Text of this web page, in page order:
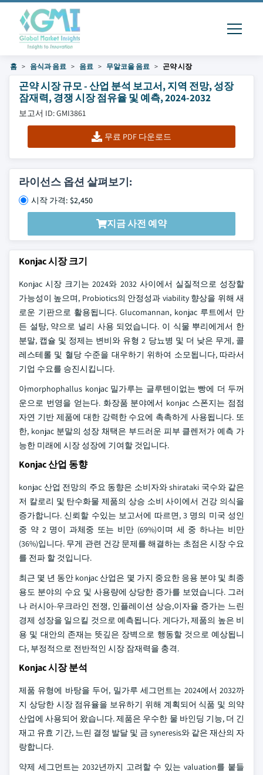
홈 음식과 음료 음료 무알코올 음료 곤약 시장
곤약 시장 규모 - 산업 분석 보고서, 지역 전망, 성장
잠재력, 경쟁 시장 점유율 및 예측, 2024-2032
보고서 ID: GMI3861
무료 PDF 다운로드
라이선스 옵션 살펴보기:
시작 가격: $2,450
지금 사전 예약
Konjac 시장 크기
Konjac 시장 크기는 2024와 2032 사이에서 실질적으로 성장할
가능성이 높으며, Probiotics의 안정성과 viability 향상을 위해 새
로운 기판으로 활용됩니다. Glucomannan, konjac 루트에서 만
든 설탕, 약으로 널리 사용 되었습니다. 이 식물 뿌리에게서 한
분말, 캡슐 및 정제는 변비와 유형 2 당뇨병 및 더 낮은 무게, 콜
레스테롤 및 혈당 수준을 대우하기 위하여 소모됩니다, 따라서
기업 수요를 승진시킵니다.
아morphophallus konjac 밀가루는 글루텐이없는 빵에 더 두꺼
운으로 번영을 얻는다. 화장품 분야에서 konjac 스폰지는 점점
자연 기반 제품에 대한 강력한 수요에 촉촉하게 사용됩니다. 또
한, konjac 분말의 성장 채택은 부드러운 피부 클렌저가 예측 가
능한 미래에 시장 성장에 기여할 것입니다.
Konjac 산업 동향
konjac 산업 전망의 주요 동향은 소비자와 shirataki 국수와 같은
저 칼로리 및 탄수화물 제품의 상승 소비 사이에서 건강 의식을
증가합니다. 신뢰할 수있는 보고서에 따르면, 3 명의 미국 성인
중 약 2 명이 과체중 또는 비만 (69%)이며 세 중 하나는 비만
(36%)입니다. 무게 관련 건강 문제를 해결하는 초점은 시장 수요
를 전파 할 것입니다.
최근 몇 년 동안 konjac 산업은 몇 가지 중요한 응용 분야 및 최종
용도 분야의 수요 및 사용량에 상당한 증가를 보였습니다. 그러
나 러시아-우크라인 전쟁, 인플레이션 상승,이자율 증가는 느린
경제 성장을 일으킬 것으로 예측됩니다. 게다가, 제품의 높은 비
용 및 대안의 존재는 뜻깊은 장벽으로 행동할 것으로 예상됩니
다, 부정적으로 전반적인 시장 잠재력을 충격.
Konjac 시장 분석
제품 유형에 바탕을 두어, 밀가루 세그먼트는 2024에서 2032까
지 상당한 시장 점유율을 보유하기 위해 계획되어 식품 및 의약
산업에 사용되어 왔습니다. 제품은 우수한 물 바인딩 기능, 더 긴
재고 유효 기간, 느린 결정 발달 및 금 syneresis와 같은 재산의 자
랑합니다.
약제 세그먼트는 2032년까지 고려할 수 있는 valuation를 붙들